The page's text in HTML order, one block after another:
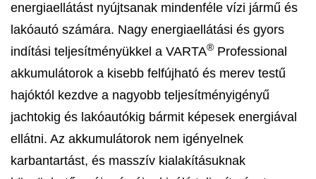
energiaellátást nyújtsanak mindenféle vízi jármű és
lakóautó számára. Nagy energiaellátási és gyors
indítási teljesítményükkel a VARTA® Professional
akkumulátorok a kisebb felfújható és merev testű
hajóktól kezdve a nagyobb teljesítményigényű
jachtokig és lakóautókig bármit képesek energiával
ellátni. Az akkumulátorok nem igényelnek
karbantartást, és masszív kialakításuknak